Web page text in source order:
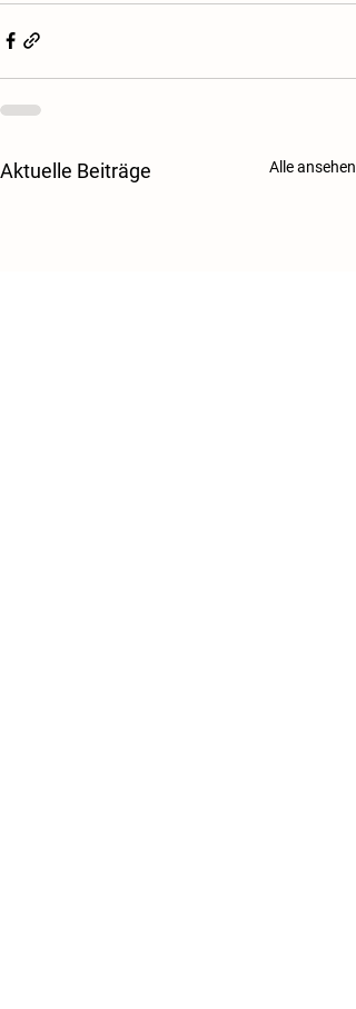
Aktuelle Beiträge Alle ansehen